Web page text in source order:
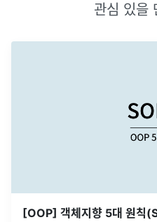
관심 있을
[OOP] 객체지향 5대 원칙